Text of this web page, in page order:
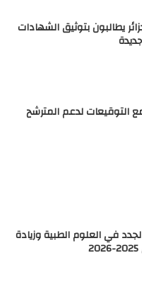
يطالبون بتوثيق الشهادات
التوقيعات لدعم المترشح
في العلوم الطبية وزيادة